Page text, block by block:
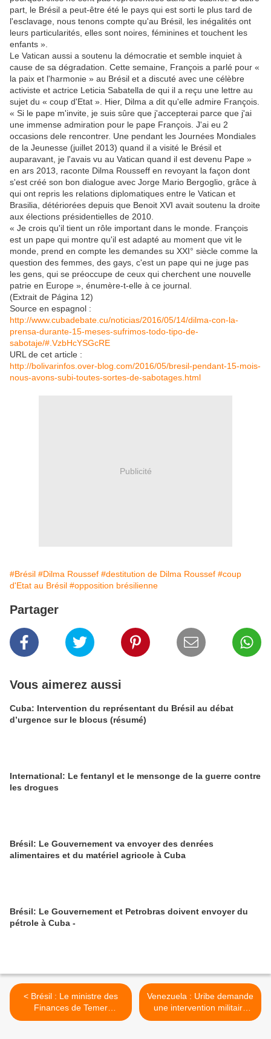
part, le Brésil a peut-être été le pays qui est sorti le plus tard de
l'esclavage, nous tenons compte qu'au Brésil, les inégalités ont
leurs particularités, elles sont noires, féminines et touchent les
enfants ».
Le Vatican aussi a soutenu la démocratie et semble inquiet à
cause de sa dégradation. Cette semaine, François a parlé pour «
la paix et l'harmonie » au Brésil et a discuté avec une célèbre
activiste et actrice Leticia Sabatella de qui il a reçu une lettre au
sujet du « coup d'Etat ». Hier, Dilma a dit qu'elle admire François.
« Si le pape m'invite, je suis sûre que j'accepterai parce que j'ai
une immense admiration pour le pape François. J'ai eu 2
occasions dele rencontrer. Une pendant les Journées Mondiales
de la Jeunesse (juillet 2013) quand il a visité le Brésil et
auparavant, je l'avais vu au Vatican quand il est devenu Pape »
en ars 2013, raconte Dilma Rousseff en revoyant la façon dont
s'est créé son bon dialogue avec Jorge Mario Bergoglio, grâce à
qui ont repris les relations diplomatiques entre le Vatican et
Brasilia, détériorées depuis que Benoit XVI avait soutenu la droite
aux élections présidentielles de 2010.
« Je crois qu'il tient un rôle important dans le monde. François
est un pape qui montre qu'il est adapté au moment que vit le
monde, prend en compte les demandes su XXI° siècle comme la
question des femmes, des gays, c'est un pape qui ne juge pas
les gens, qui se préoccupe de ceux qui cherchent une nouvelle
patrie en Europe », énumère-t-elle à ce journal.
(Extrait de Página 12)
Source en espagnol :
http://www.cubadebate.cu/noticias/2016/05/14/dilma-con-la-
prensa-durante-15-meses-sufrimos-todo-tipo-de-
sabotaje/#.VzbHcYSGcRE
URL de cet article :
http://bolivarinfos.over-blog.com/2016/05/bresil-pendant-15-mois-
nous-avons-subi-toutes-sortes-de-sabotages.html
Publicité
#Brésil #Dilma Roussef #destitution de Dilma Roussef #coup
d'Etat au Brésil #opposition brésilienne
Partager
Vous aimerez aussi
Cuba: Intervention du représentant du Brésil au débat
d’urgence sur le blocus (résumé)
International: Le fentanyl et le mensonge de la guerre contre
les drogues
Brésil: Le Gouvernement va envoyer des denrées
alimentaires et du matériel agricole à Cuba
Brésil: Le Gouvernement et Petrobras doivent envoyer du
pétrole à Cuba -
< Brésil : Le ministre des
Finances de Temer
annonce des mesures «
Venezuela : Uribe demande
une intervention militaire
contre le Venezuela >